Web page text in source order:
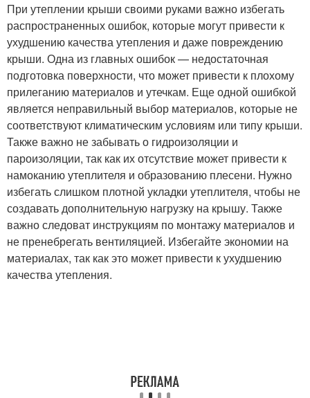
При утеплении крыши своими руками важно избегать
распространенных ошибок, которые могут привести к
ухудшению качества утепления и даже повреждению
крыши. Одна из главных ошибок — недостаточная
подготовка поверхности, что может привести к плохому
прилеганию материалов и утечкам. Еще одной ошибкой
является неправильный выбор материалов, которые не
соответствуют климатическим условиям или типу крыши.
Также важно не забывать о гидроизоляции и
пароизоляции, так как их отсутствие может привести к
намоканию утеплителя и образованию плесени. Нужно
избегать слишком плотной укладки утеплителя, чтобы не
создавать дополнительную нагрузку на крышу. Также
важно следоват инструкциям по монтажу материалов и
не пренебрегать вентиляцией. Избегайте экономии на
материалах, так как это может привести к ухудшению
качества утепления.